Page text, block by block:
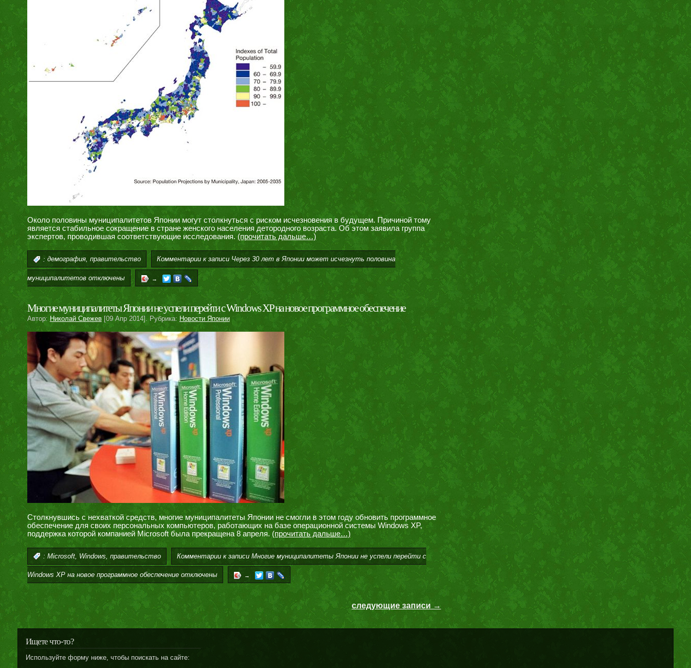
Около половины муниципалитетов Японии могут столкнуться с риском исчезновения в будущем. Причиной тому
является стабильное сокращение в стране женского населения детородного возраста. Об этом заявила группа
экспертов, проводившая соответствующие исследования. (прочитать дальше…)
: демография, правительство Комментариик записи Через 30 лет в Японии может исчезнуть половина
муниципалитетовотключены →
Многие муниципалитеты Японии не успели перейти с Windows XP на новое программное обеспечение
Автор: Николай Свежев[09 Апр 2014]. Рубрика: Новости Японии
Столкнувшись с нехваткой средств, многие муниципалитеты Японии не смогли в этом году обновить программное
обеспечение для своих персональных компьютеров, работающих на базе операционной системы Windows XP,
поддержка которой компанией Microsoft была прекращена 8 апреля. (прочитать дальше…)
: Microsoft, Windows правительство Комментариик записи Многие муниципалитеты Японии не успели перейти с
Windows XP на новое программное обеспечениеотключены →
следующие записи →
Ищете что-то?
Используйте форму ниже, чтобы поискать на сайте: